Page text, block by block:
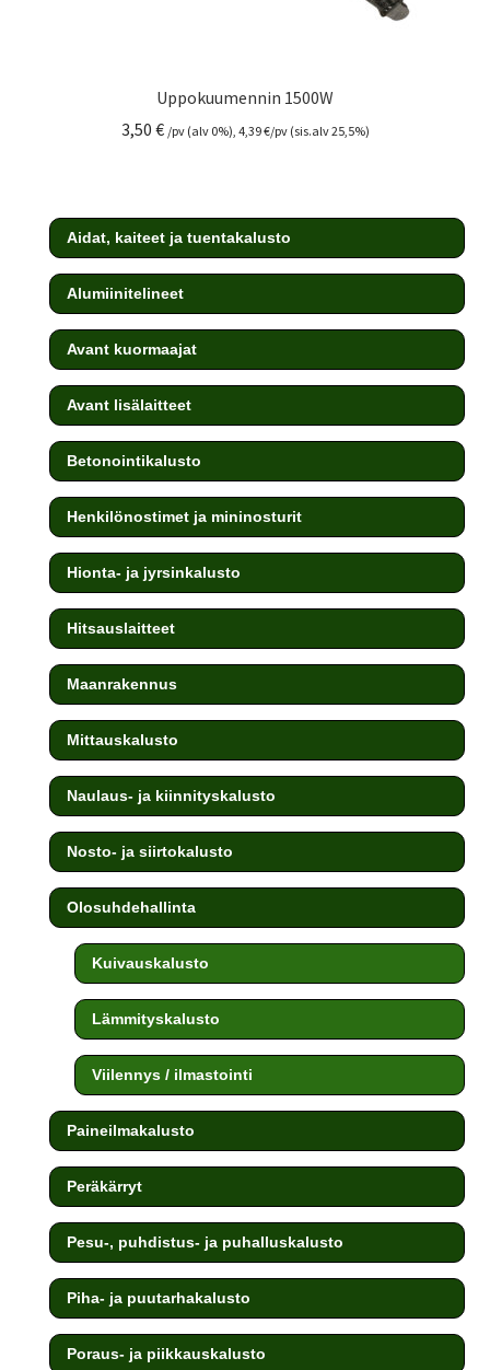
Uppokuumennin 1500W
3,50 € /pv (alv 0%), 4,39€/pv (sis.alv 25,5%)
Aidat, kaiteet ja tuentakalusto
Alumiinitelineet
Avant kuormaajat
Avant lisälaitteet
Betonointikalusto
Henkilönostimet ja mininosturit
Hionta- ja jyrsinkalusto
Hitsauslaitteet
Maanrakennus
Mittauskalusto
Naulaus- ja kiinnityskalusto
Nosto- ja siirtokalusto
Olosuhdehallinta
Kuivauskalusto
Lämmityskalusto
Viilennys / ilmastointi
Paineilmakalusto
Peräkärryt
Pesu-, puhdistus- ja puhalluskalusto
Piha- ja puutarhakalusto
Poraus- ja piikkauskalusto